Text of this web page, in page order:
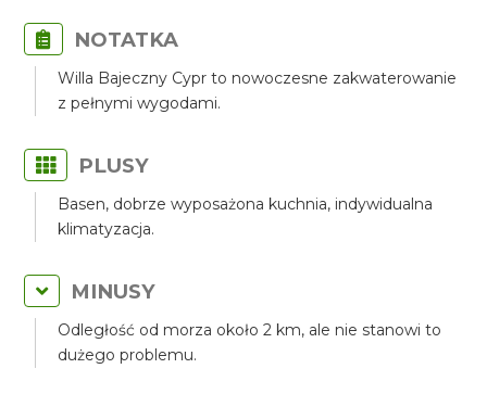
NOTATKA
Willa Bajeczny Cypr to nowoczesne zakwaterowanie
z pełnymi wygodami.
PLUSY
Basen, dobrze wyposażona kuchnia, indywidualna
klimatyzacja.
MINUSY
Odległość od morza około 2 km, ale nie stanowi to
dużego problemu.